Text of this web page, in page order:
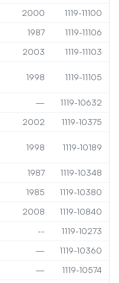
2000
1119-11100
1987
1119-11106
2003
1119-11103
1998 1119-11105
—
1119-10632
2002
1119-10375
1998 1119-10189
1987
1119-10348
1985
1119-10380
2008
1119-10840
--
1119-10273
—
1119-10360
—
1119-10574